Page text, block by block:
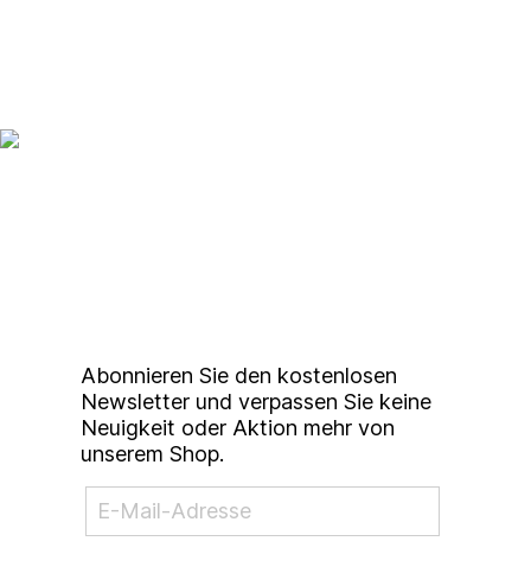
Abonnieren Sie den kostenlosen
Newsletter und verpassen Sie keine
Neuigkeit oder Aktion mehr von
unserem Shop.